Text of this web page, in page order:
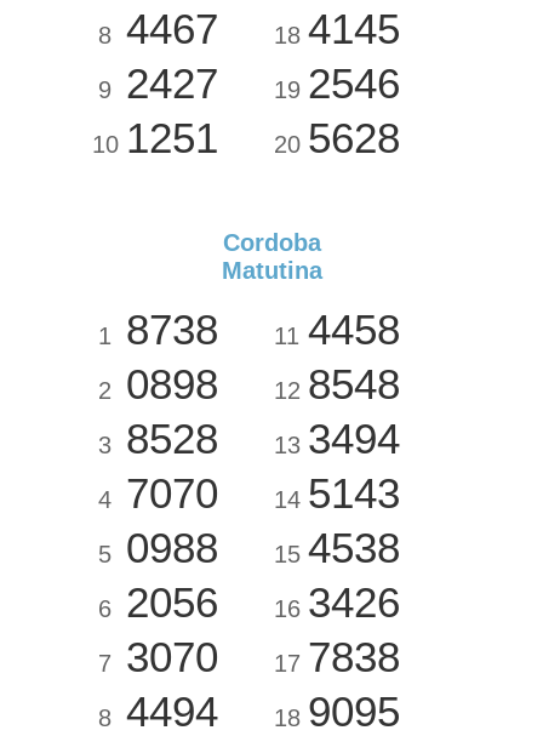
8 4467
9 2427
10 1251
18 4145
19 2546
20 5628
Cordoba
Matutina
1 8738
2 0898
3 8528
4 7070
5 0988
6 2056
7 3070
8 4494
11 4458
12 8548
13 3494
14 5143
15 4538
16 3426
17 7838
18 9095